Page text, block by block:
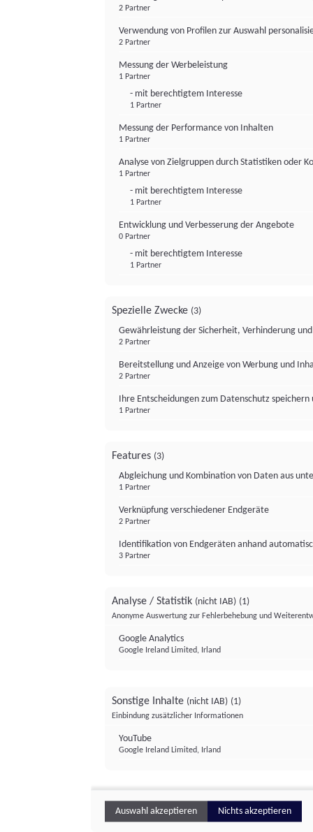
2 Partner
Verwendung von Profilen zur Auswahl
2 Partner
Messung der Werbeleistung
1 Partner
- mit berechtigtem Interesse
1 Partner
Messung der Performance von Inhalten
1 Partner
Analyse von Zielgruppen durch Statistiken oder
1 Partner
- mit berechtigtem Interesse
1 Partner
Entwicklung und Verbesserung der Angebote
0 Partner
- mit berechtigtem Interesse
1 Partner
Spezielle Zwecke (3)
Gewährleistung der Sicherheit, Verhinderung
2 Partner
Bereitstellung und Anzeige von Werbung und
2 Partner
Ihre Entscheidungen zum Datenschutz
1 Partner
Features (3)
Abgleichung und Kombination von Daten aus
1 Partner
Verknüpfung verschiedener Endgeräte
2 Partner
Identifikation von Endgeräten anhand
3 Partner
Analyse / Statistik (nicht IAB) (1)
Anonyme Auswertung zur Fehlerbehebung und
Google Analytics
Google Ireland Limited, Irland
Sonstige Inhalte (nicht IAB) (1)
Einbindung zusätzlicher Informationen
YouTube
Google Ireland Limited, Irland
Auswahl akzeptieren Nichts akzeptieren